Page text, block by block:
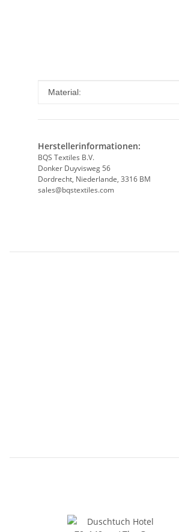
Produkteigenschaft
Wert
Material:
Herstellerinformationen:
BQS Textiles B.V.
Donker Duyvisweg 56
Dordrecht, Niederlande, 3316 BM
sales@bqstextiles.com